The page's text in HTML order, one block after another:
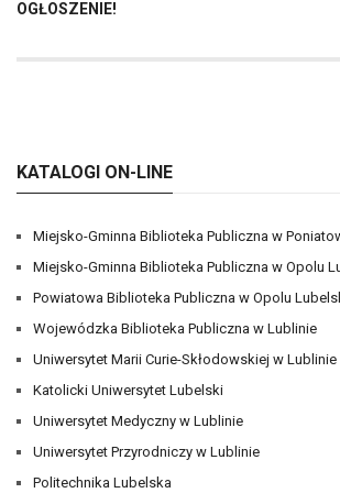
OGŁOSZENIE!
KATALOGI ON-LINE
Miejsko-Gminna Biblioteka Publiczna w
Miejsko-Gminna Biblioteka Publiczna w Opolu
Powiatowa Biblioteka Publiczna w Opolu
Wojewódzka Biblioteka Publiczna w Lublinie
Uniwersytet Marii Curie-Skłodowskiej w Lublinie
Katolicki Uniwersytet Lubelski
Uniwersytet Medyczny w Lublinie
Uniwersytet Przyrodniczy w Lublinie
Politechnika Lubelska